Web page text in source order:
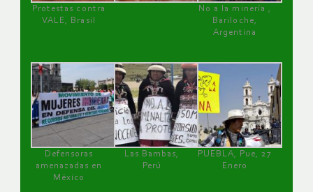
Protestas contra
VALE, Brasil
No a la minería ,
Bariloche,
Argentina
Defensoras
amenazadas en
México
Las Bambas,
Perú
PUEBLA, Pue, 27
Enero